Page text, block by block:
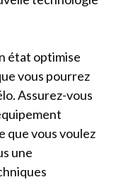
état optimise
vous pourrez
Assurez-vous
que vous voulez
une